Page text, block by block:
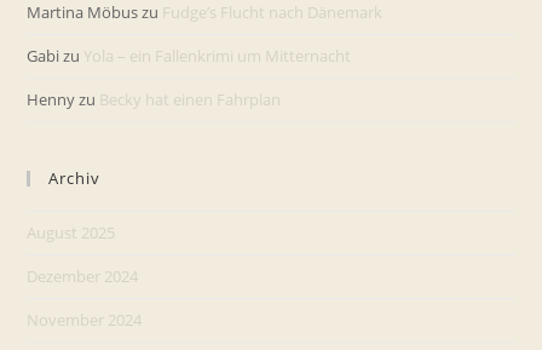
Martina Möbuszu Fudge’s Flucht nach Dänemark
Gabizu Yola – ein Fallenkrimi um Mitternacht
Hennyzu Becky hat einen Fahrplan
Archiv
August 2025
Dezember 2024
November 2024